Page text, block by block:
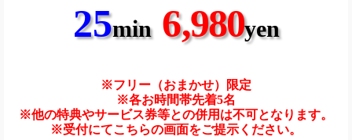
25min 6,980yen
※フリー（おまかせ）限定
※各お時間帯先着5名
※他の特典やサービス券等との併用は不可となります。
※受付にてこちらの画面をご提示ください。